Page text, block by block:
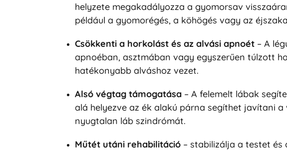
helyzete megakadályozza a gyomorsav
például a gyomorégés, a köhögés vagy az
Csökkenti a horkolást és az alvási apnoét– A
apnoéban, asztmában vagy egyszerűen túlzott
hatékonyabb alváshoz vezet.
Alsó végtag támogatása– A felemelt lábak
alá helyezve az ék alakú párna segíthet javítani
nyugtalan láb szindrómát.
Műtét utáni rehabilitáció– stabilizálja a testet és